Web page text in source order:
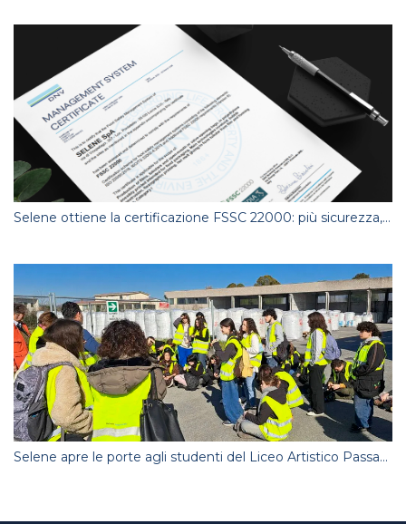
Selene ottiene la certificazione FSSC 22000: più sicurezza, più qualità.
Selene apre le porte agli studenti del Liceo Artistico Passaglia. Produzione sostenibile e l’arte del riciclo.